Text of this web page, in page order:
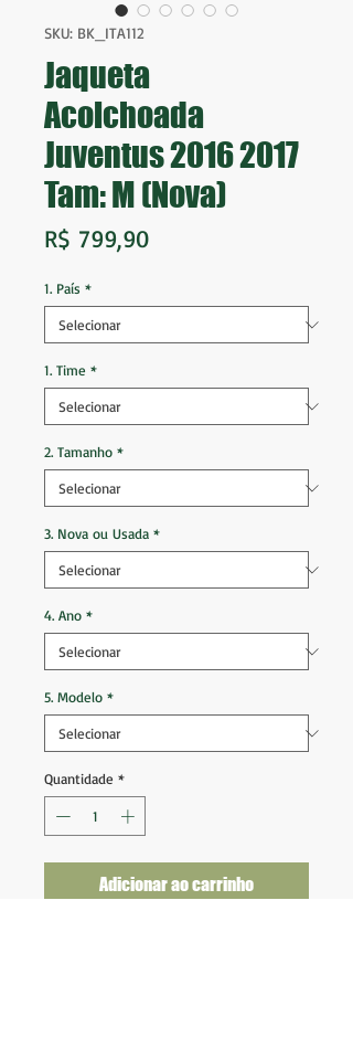
SKU: BK_ITA112
Jaqueta
Acolchoada
Juventus 2016 2017
Tam: M (Nova)
R$ 799,90Preço
1. País *
1. Time *
2. Tamanho *
3. Nova ou Usada *
4. Ano *
5. Modelo *
Quantidade *
Adicionar ao carrinho